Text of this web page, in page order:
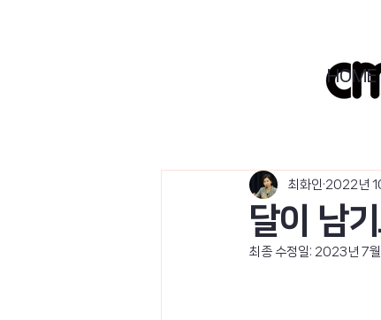
HOME
달이 남
최화인 2022년
최종 수정일: 2023년 7월